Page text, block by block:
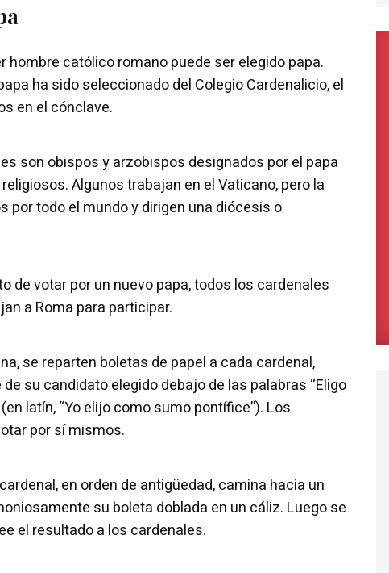
hombre católico romano puede ser elegido papa.
ha sido seleccionado del Colegio Cardenalicio, el
en el cónclave.
son obispos y arzobispos designados por el papa
Algunos trabajan en el Vaticano, pero la
por todo el mundo y dirigen una diócesis o
de votar por un nuevo papa, todos los cardenales
a Roma para participar.
se reparten boletas de papel a cada cardenal,
su candidato elegido debajo de las palabras “Eligo
latín, “Yo elijo como sumo pontífice”). Los
por sí mismos.
en orden de antigüedad, camina hacia un
su boleta doblada en un cáliz. Luego se
el resultado a los cardenales.